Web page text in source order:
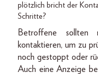
plötzlich bricht der
Schritte?
Betroffene sollten
kontaktieren, um zu
noch gestoppt oder
Auch eine Anzeige